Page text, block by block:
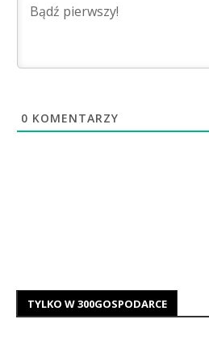
0 KOMENTARZY
TYLKO W 300GOSPODARCE